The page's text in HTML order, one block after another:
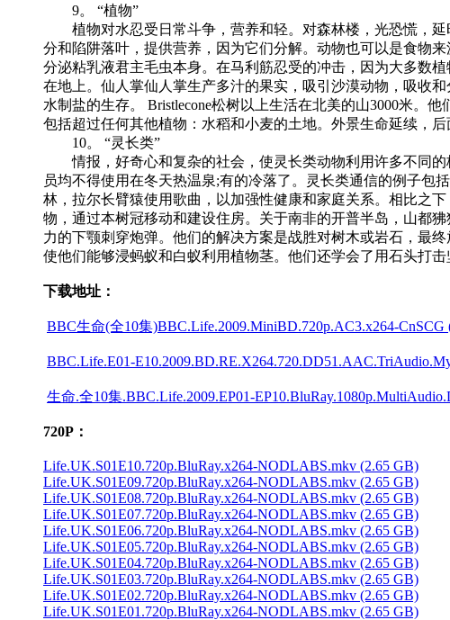
9。 “植物”
植物对水忍受日常斗争，营养和轻。对森林楼，光恐慌，延
分和陷阱落叶，提供营养，因为它们分解。动物也可以是食物
分泌粘乳液君主毛虫本身。在马利筋忍受的冲击，因为大多数
在地上。仙人掌仙人掌生产多汁的果实，吸引沙漠动物，吸收
水制盐的生存。 Bristlecone松树以上生活在北美的山3000米。
包括超过任何其他植物：水稻和小麦的土地。外景生命延续，后
10。 “灵长类”
情报，好奇心和复杂的社会，使灵长类动物利用许多不同的
员均不得使用在冬天热温泉;有的冷落了。灵长类通信的例子包
林，拉尔长臂猿使用歌曲，以加强性健康和家庭关系。相比之
物，通过本树冠移动和建设住房。关于南非的开普半岛，山都
力的下颚刺穿炮弹。他们的解决方案是战胜对树木或岩石，最
使他们能够浸蚂蚁和白蚁利用植物茎。他们还学会了用石头打
下载地址：
BBC生命(全10集)BBC.Life.2009.MiniBD.720p.AC3.x264-CnSCG
BBC.Life.E01-
生命.全10集.BBC.Life.2009.EP01-
720P：
Life.UK.S01E10.720p.BluRay.x264-NODLABS.mkv (2.65 GB)
Life.UK.S01E09.720p.BluRay.x264-NODLABS.mkv (2.65 GB)
Life.UK.S01E08.720p.BluRay.x264-NODLABS.mkv (2.65 GB)
Life.UK.S01E07.720p.BluRay.x264-NODLABS.mkv (2.65 GB)
Life.UK.S01E06.720p.BluRay.x264-NODLABS.mkv (2.65 GB)
Life.UK.S01E05.720p.BluRay.x264-NODLABS.mkv (2.65 GB)
Life.UK.S01E04.720p.BluRay.x264-NODLABS.mkv (2.65 GB)
Life.UK.S01E03.720p.BluRay.x264-NODLABS.mkv (2.65 GB)
Life.UK.S01E02.720p.BluRay.x264-NODLABS.mkv (2.65 GB)
Life.UK.S01E01.720p.BluRay.x264-NODLABS.mkv (2.65 GB)